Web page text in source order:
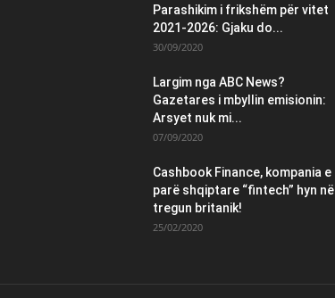
Parashikim i frikshëm për vitet
2021-2026: Gjaku do...
30/09/2020
Largim nga ABC News?
Gazetares i mbyllin emisionin:
Arsyet nuk mi...
07/09/2020
Cashbook Finance, kompania e
parë shqiptare “fintech” hyn në
tregun britanik!
25/02/2020